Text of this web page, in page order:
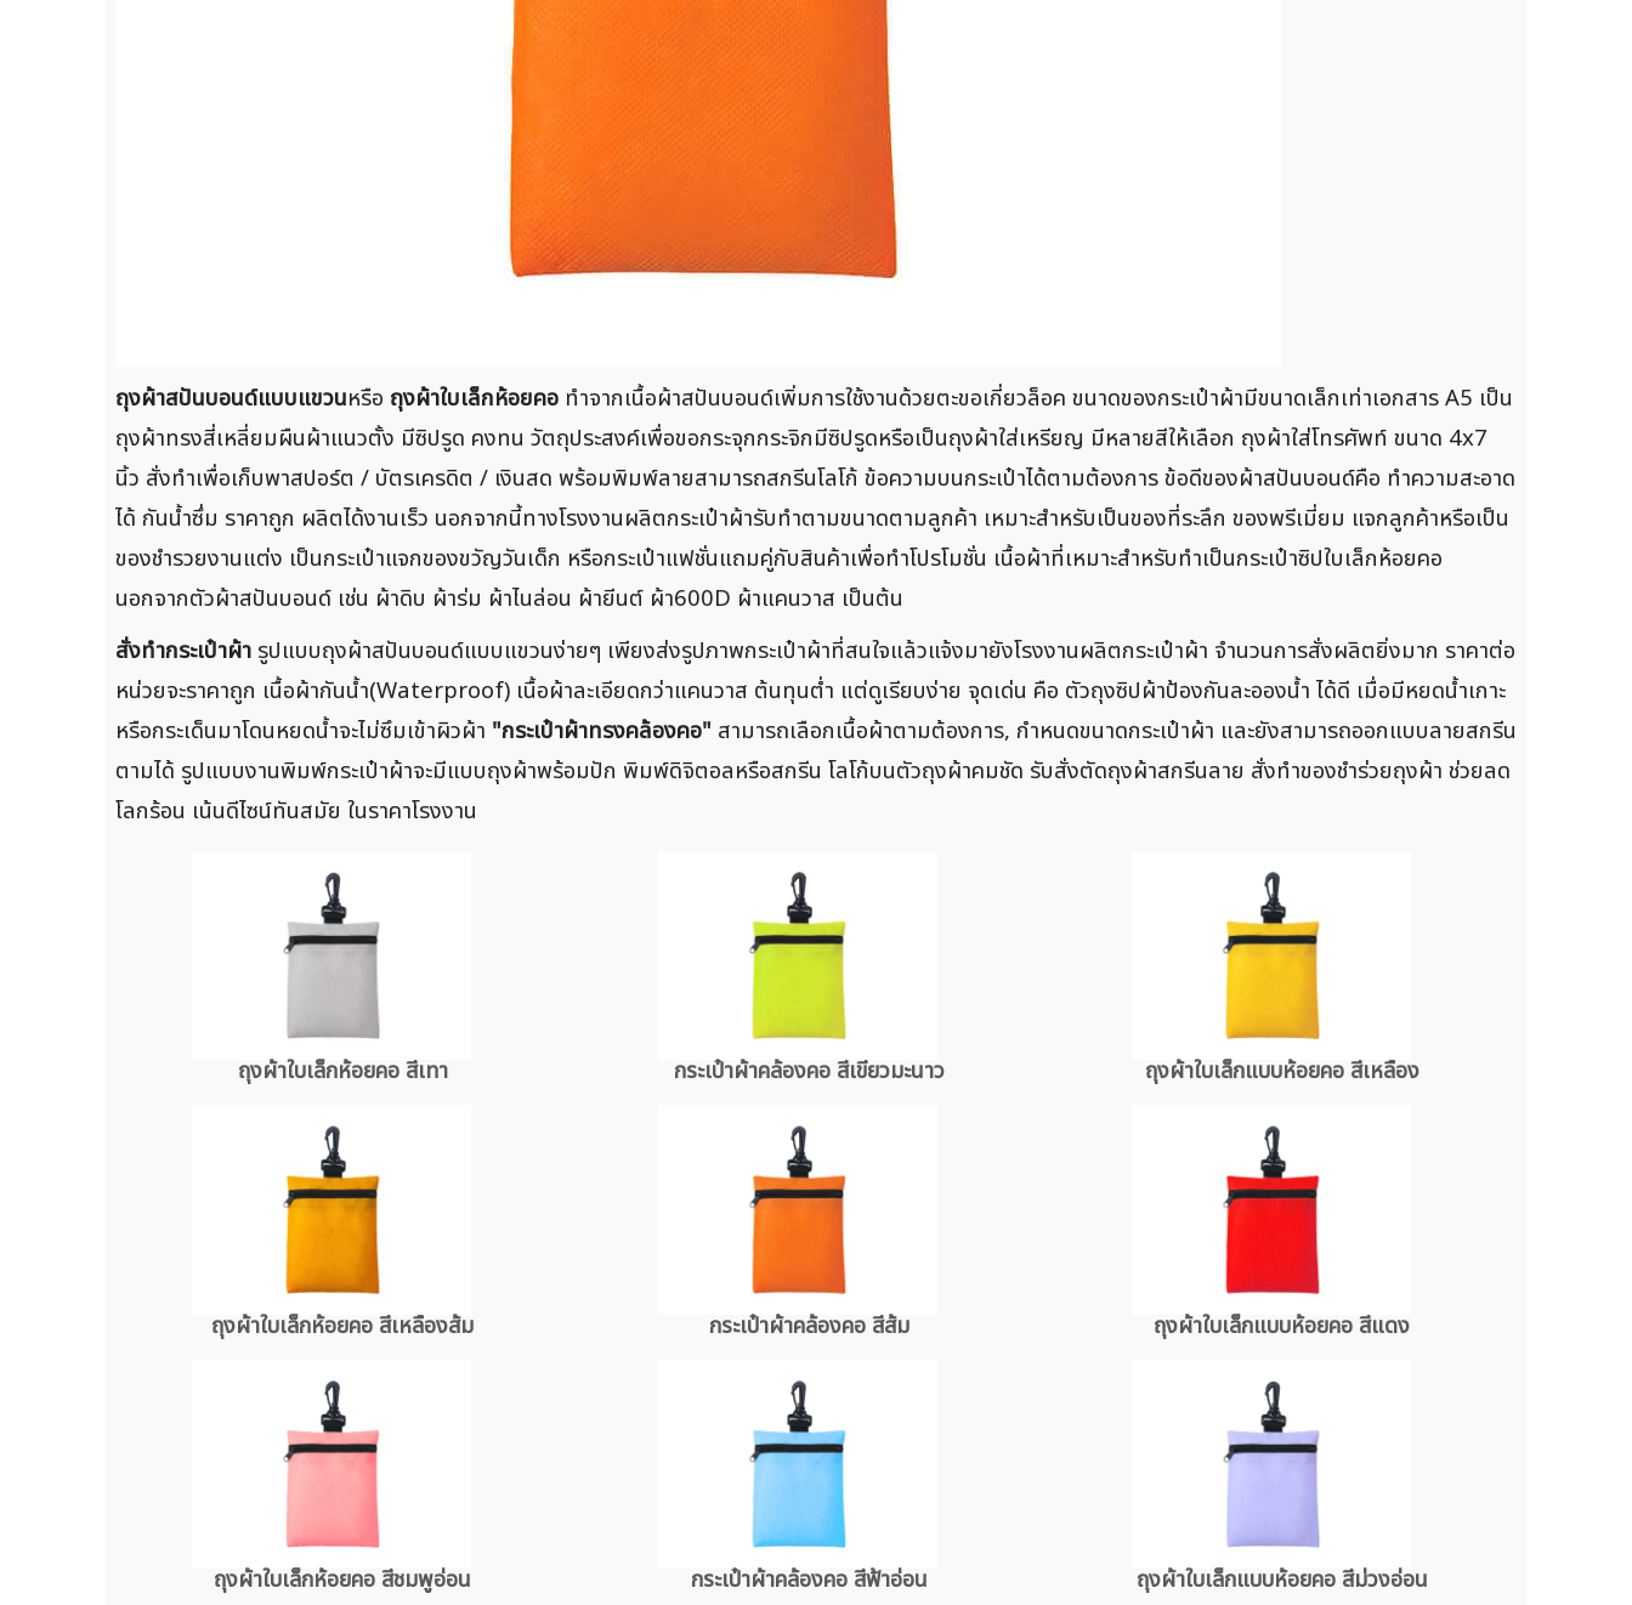
ถุงผ้าสปันบอนด์แบบแขวนหรือ ถุงผ้าใบเล็กห้อยคอ ทำจากเนื้อผ้าสปันบอนด์เพิ่มการใช้งานด้วยตะขอเกี่ยวล็อค ขนาดของกระเป๋าผ้ามีขนาดเล็กเท่าเอกสาร A5 เป็น
ถุงผ้าทรงสี่เหลี่ยมผืนผ้าแนวตั้ง มีซิปรูด คงทน วัตถุประสงค์เพื่อขอกระจุกกระจิกมีซิปรูดหรือเป็นถุงผ้าใส่เหรียญ มีหลายสีให้เลือก ถุงผ้าใส่โทรศัพท์ ขนาด 4x7
นิ้ว สั่งทำเพื่อเก็บพาสปอร์ต / บัตรเครดิต / เงินสด พร้อมพิมพ์ลายสามารถสกรีนโลโก้ ข้อความบนกระเป๋าได้ตามต้องการ ข้อดีของผ้าสปันบอนด์คือ ทำความสะอาด
ได้ กันน้ำซึ่ม ราคาถูก ผลิตได้งานเร็ว นอกจากนี้ทางโรงงานผลิตกระเป๋าผ้ารับทำตามขนาดตามลูกค้า เหมาะสำหรับเป็นของที่ระลึก ของพรีเมี่ยม แจกลูกค้าหรือเป็น
ของชำรวยงานแต่ง เป็นกระเป๋าแจกของขวัญวันเด็ก หรือกระเป๋าแฟชั่นแถมคู่กับสินค้าเพื่อทำโปรโมชั่น เนื้อผ้าที่เหมาะสำหรับทำเป็นกระเป๋าซิปใบเล็กห้อยคอ
นอกจากตัวผ้าสปันบอนด์ เช่น ผ้าดิบ ผ้าร่ม ผ้าไนล่อน ผ้ายีนต์ ผ้า600D ผ้าแคนวาส เป็นต้น
สั่งทำกระเป๋าผ้า รูปแบบถุงผ้าสปันบอนด์แบบแขวนง่ายๆ เพียงส่งรูปภาพกระเป๋าผ้าที่สนใจแล้วแจ้งมายังโรงงานผลิตกระเป๋าผ้า จำนวนการสั่งผลิตยิ่งมาก ราคาต่อ
หน่วยจะราคาถูก เนื้อผ้ากันน้ำ(Waterproof) เนื้อผ้าละเอียดกว่าแคนวาส ต้นทุนต่ำ แต่ดูเรียบง่าย จุดเด่น คือ ตัวถุงซิปผ้าป้องกันละอองน้ำ ได้ดี เมื่อมีหยดน้ำเกาะ
หรือกระเด็นมาโดนหยดน้ำจะไม่ซึมเข้าผิวผ้า "กระเป๋าผ้าทรงคล้องคอ" สามารถเลือกเนื้อผ้าตามต้องการ, กำหนดขนาดกระเป๋าผ้า และยังสามารถออกแบบลายสกรีน
ตามได้ รูปแบบงานพิมพ์กระเป๋าผ้าจะมีแบบถุงผ้าพร้อมปัก พิมพ์ดิจิตอลหรือสกรีน โลโก้บนตัวถุงผ้าคมชัด รับสั่งตัดถุงผ้าสกรีนลาย สั่งทำของชำร่วยถุงผ้า ช่วยลด
โลกร้อน เน้นดีไซน์ทันสมัย ในราคาโรงงาน
ถุงผ้าใบเล็กห้อยคอ สีเทา กระเป๋าผ้าคล้องคอ สีเขียวมะนาว ถุงผ้าใบเล็กแบบห้อยคอ สีเหลือง
ถุงผ้าใบเล็กห้อยคอ สีเหลืองส้ม กระเป๋าผ้าคล้องคอ สีส้ม ถุงผ้าใบเล็กแบบห้อยคอ สีแดง
ถุงผ้าใบเล็กห้อยคอ สีชมพูอ่อน กระเป๋าผ้าคล้องคอ สีฟ้าอ่อน ถุงผ้าใบเล็กแบบห้อยคอ สีม่วงอ่อน